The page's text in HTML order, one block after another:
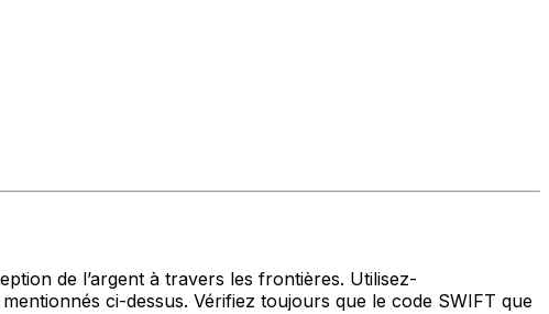
de l’argent à travers les frontières. Utilisez-
ci-dessus. Vérifiez toujours que le code SWIFT que